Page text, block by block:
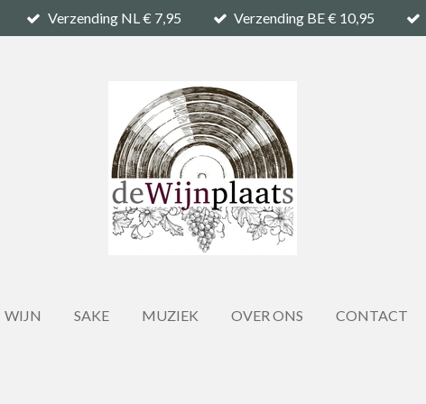
Verzending NL € 7,95 Verzending BE € 10,95
WIJN SAKE MUZIEK OVER ONS CONTACT